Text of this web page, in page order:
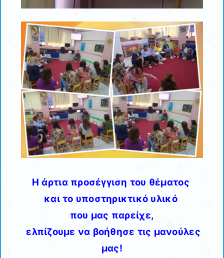
Η άρτια προσέγγιση του θέματος
και το υποστηρικτικό υλικό
που μας παρείχε,
ελπίζουμε να βοήθησε τις μανούλες
μας!